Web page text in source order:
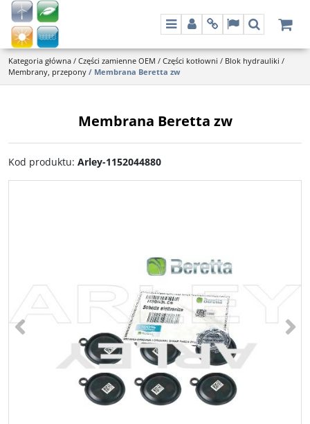
MenuPanelInfoLangSzukaj
Kategoria główna / Części zamienne OEM / Części kotłowni / Blok hydrauliki /
Membrany, przepony / Membrana Beretta zw
Membrana Beretta zw
Kod produktu: Arley-1152044880
<